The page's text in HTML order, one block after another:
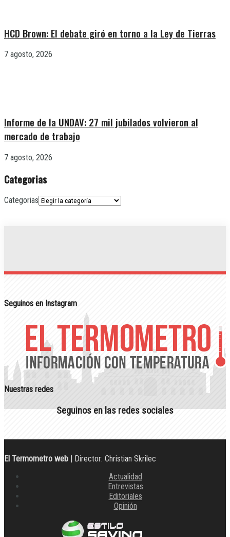
HCD Brown: El debate giró en torno a la Ley de Tierras
7 agosto, 2026
Informe de la UNDAV: 27 mil jubilados volvieron al
mercado de trabajo
7 agosto, 2026
Categorias
Categorias
Seguinos en Instagram
Nuestras redes
Seguinos en las redes sociales
El Termometro web | Director: Christian Skrilec
Actualidad
Entrevistas
Editoriales
Opinión